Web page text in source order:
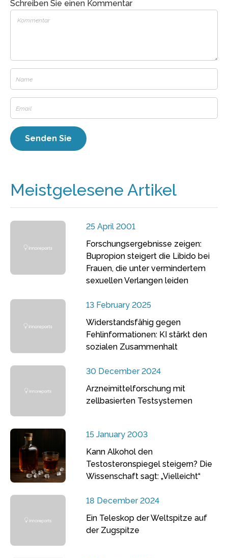
Schreiben Sie einen Kommentar
Meistgelesene Artikel
25 April 2001
Forschungsergebnisse zeigen:
Bupropion steigert die Libido bei
Frauen, die unter vermindertem
sexuellen Verlangen leiden
13 February 2025
Widerstandsfähig gegen
Fehlinformationen: KI stärkt den
sozialen Zusammenhalt
30 December 2024
Arzneimittelforschung mit
zellbasierten Testsystemen
15 January 2003
Kann Alkohol den
Testosteronspiegel steigern? Die
Wissenschaft sagt: „Vielleicht“
18 December 2024
Ein Teleskop der Weltspitze auf
der Zugspitze